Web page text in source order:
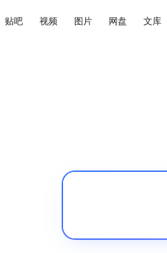
贴吧 视频 图片 网盘 文库